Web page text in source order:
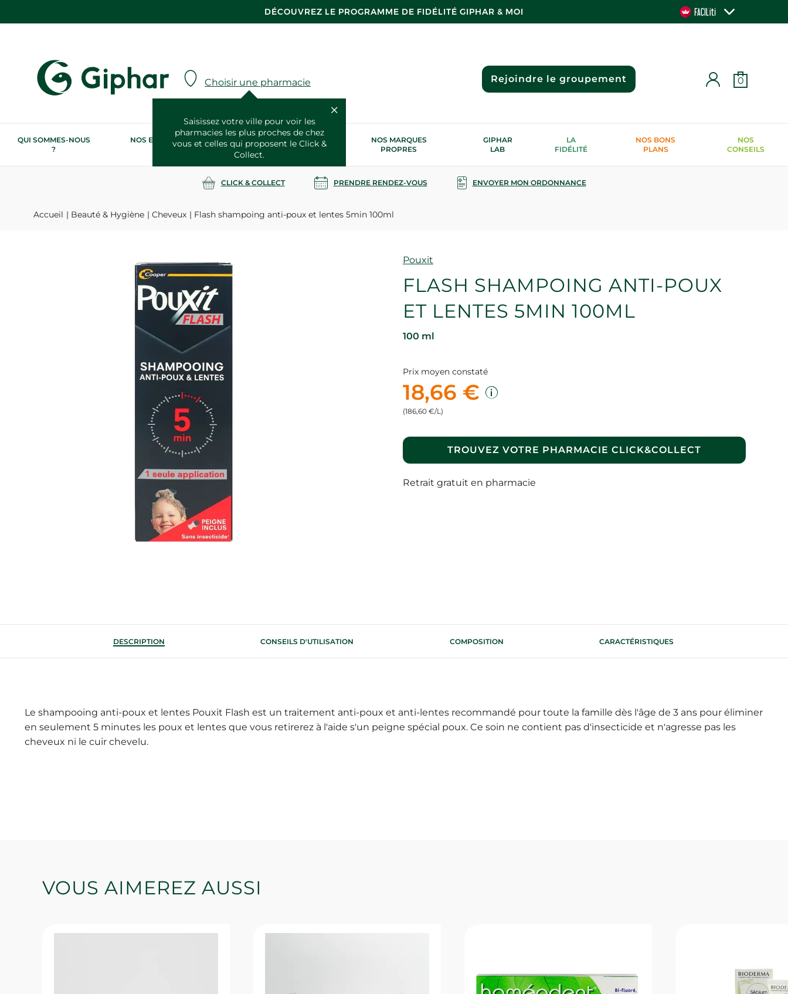
DÉCOUVREZ LE PROGRAMME DE FIDÉLITÉ GIPHAR & MOI
Choisir une pharmacie
Saisissez votre ville pour voir les
pharmacies les plus proches de chez
vous et celles qui proposent le Click &
Collect.
Rejoindre le groupement 0
QUI SOMMES-NOUS
?
NOS ENGAGEMENTS
RSE
NOS SERVICES
SANTÉ
NOS MARQUES
PROPRES
GIPHAR
LAB
LA
FIDÉLITÉ
NOS BONS
PLANS
NOS
CONSEILS
CLICK & COLLECT PRENDRE RENDEZ-VOUS ENVOYER MON ORDONNANCE
Accueil Beauté & Hygiène Cheveux Flash shampoing anti-poux et lentes 5min 100ml
Marque
Pouxit
FLASH SHAMPOING ANTI-POUX
ET LENTES 5MIN 100ML
100 ml
Prix moyen constaté
18,66 €
(186,60 €/L)
TROUVEZ VOTRE PHARMACIE CLICK&COLLECT
Retrait gratuit en pharmacie
DESCRIPTION CONSEILS D'UTILISATION COMPOSITION CARACTÉRISTIQUES
Le shampooing anti-poux et lentes Pouxit Flash est un traitement anti-poux et anti-lentes recommandé pour toute la famille dès l'âge de 3 ans pour éliminer
en seulement 5 minutes les poux et lentes que vous retirerez à l'aide s'un peigne spécial poux. Ce soin ne contient pas d'insecticide et n'agresse pas les
cheveux ni le cuir chevelu.
VOUS AIMEREZ AUSSI